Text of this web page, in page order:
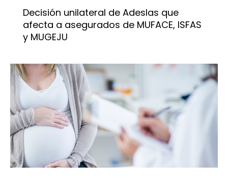
Decisión unilateral de Adeslas que
afecta a asegurados de MUFACE, ISFAS
y MUGEJU